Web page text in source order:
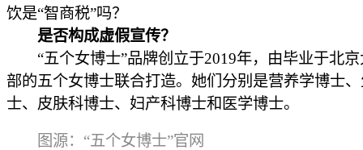
饮是“智商税”吗？
是否构成虚假宣传？
“五个女博士”品牌创立于2019年，由毕业于北京
部的五个女博士联合打造。她们分别是营养学博士
士、皮肤科博士、妇产科博士和医学博士。
图源：“五个女博士”官网